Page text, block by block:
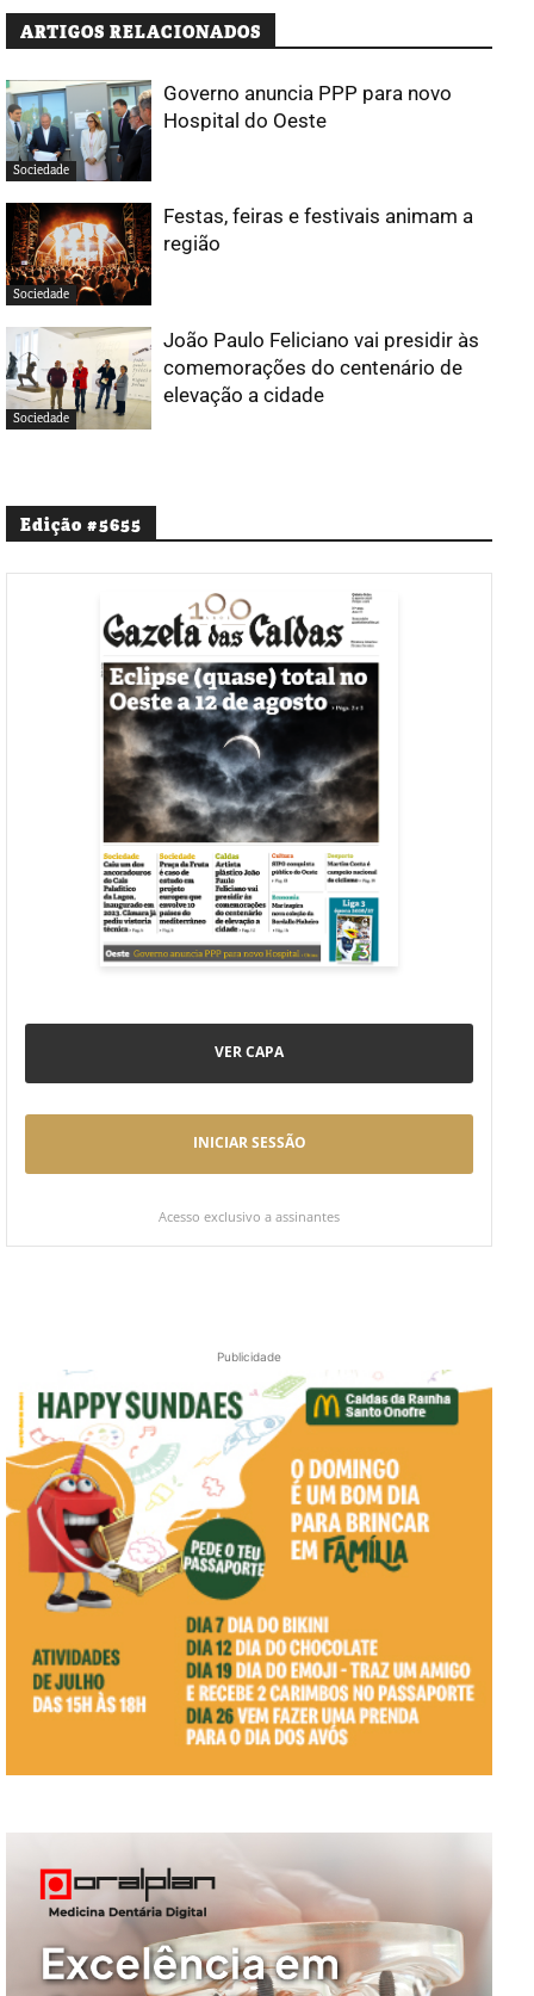
ARTIGOS RELACIONADOS
Sociedade
Governo anuncia PPP para novo
Hospital do Oeste
Sociedade
Festas, feiras e festivais animam a
região
Sociedade
João Paulo Feliciano vai presidir às
comemorações do centenário de
elevação a cidade
Edição #5655
VER CAPA
INICIAR SESSÃO
Acesso exclusivo a assinantes
Publicidade